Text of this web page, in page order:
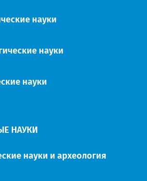
науки
науки
науки
НАУКИ
науки и археология